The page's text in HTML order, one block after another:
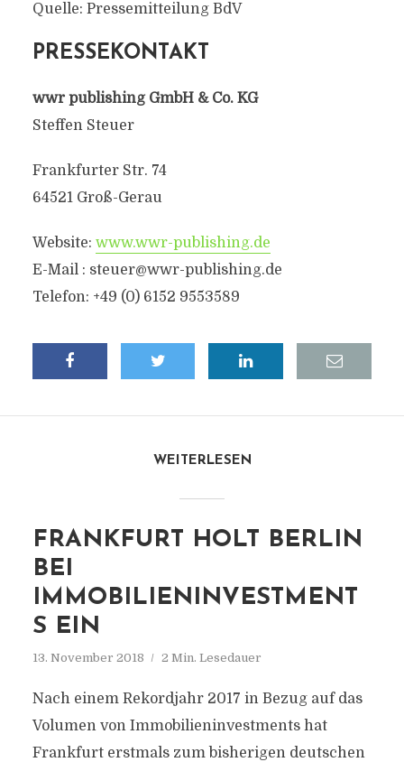
Quelle: Pressemitteilung BdV
PRESSEKONTAKT
wwr publishing GmbH & Co. KG
Steffen Steuer
Frankfurter Str. 74
64521 Groß-Gerau
Website: www.wwr-publishing.de
E-Mail : steuer@wwr-publishing.de
Telefon: +49 (0) 6152 9553589
WEITERLESEN
FRANKFURT HOLT BERLIN
BEI
IMMOBILIENINVESTMENT
S EIN
13. November 2018 2 Min. Lesedauer
Nach einem Rekordjahr 2017 in Bezug auf das
Volumen von Immobilieninvestments hat
Frankfurt erstmals zum bisherigen deutschen